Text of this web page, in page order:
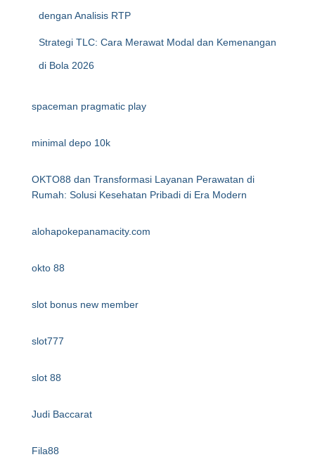
dengan Analisis RTP
Strategi TLC: Cara Merawat Modal dan Kemenangan
di Bola 2026
spaceman pragmatic play
minimal depo 10k
OKTO88 dan Transformasi Layanan Perawatan di
Rumah: Solusi Kesehatan Pribadi di Era Modern
alohapokepanamacity.com
okto 88
slot bonus new member
slot777
slot 88
Judi Baccarat
Fila88